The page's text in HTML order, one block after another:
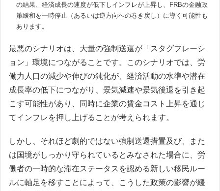
の結果、経済成長の速度が低下しインフレが上昇し、FRBの金融政
策緩和を一時停止（あるいは逆方向への巻き戻し）に導く可能性も
あります。
最悪のシナリオは、大量の強制送還が「スタグフレーシ
ョン」環境につながることです。このシナリオでは、労
働力人口の減少や伸びの鈍化が、経済活動の水準や潜在
成長率の低下につながり、景気減速や景気後退を引き起
こす可能性があり、同時に企業の賃金コスト上昇を通じ
てインフレを押し上げることが考えられます。
しかし、それほど劇的ではない強制送還措置及び、また
は国境がしっかり守られているとみなされた場合に、労
働者の一時的な滞在ステータスを認める新しい移民ルー
ルに軸足を移すことによって、こうした政策の影響が緩